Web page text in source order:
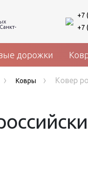
+7
+7
дорожки
› Ковры › Ковер